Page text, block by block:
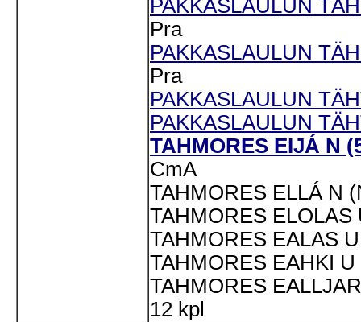
PAKKASLAULUN
Pra
PAKKASLAULUN
Pra
PAKKASLAULUN
PAKKASLAULUN
TAHMORES EIJÁ N
CmA
TAHMORES ELLÁ N
TAHMORES ELOLAS
TAHMORES EALAS
TAHMORES EAHKI
TAHMORES
12 kpl